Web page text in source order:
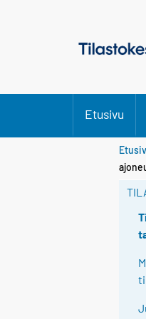
Etusivu